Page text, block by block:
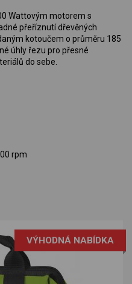
Wattovým motorem s
přeříznutí dřevěných
kotoučem o průměru 185
úhly řezu pro přesné
do sebe.
rpm
VÝHODNÁ NABÍDKA